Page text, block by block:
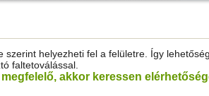
helyezheti fel a felületre. Így
faltetoválással.
akkor keressen